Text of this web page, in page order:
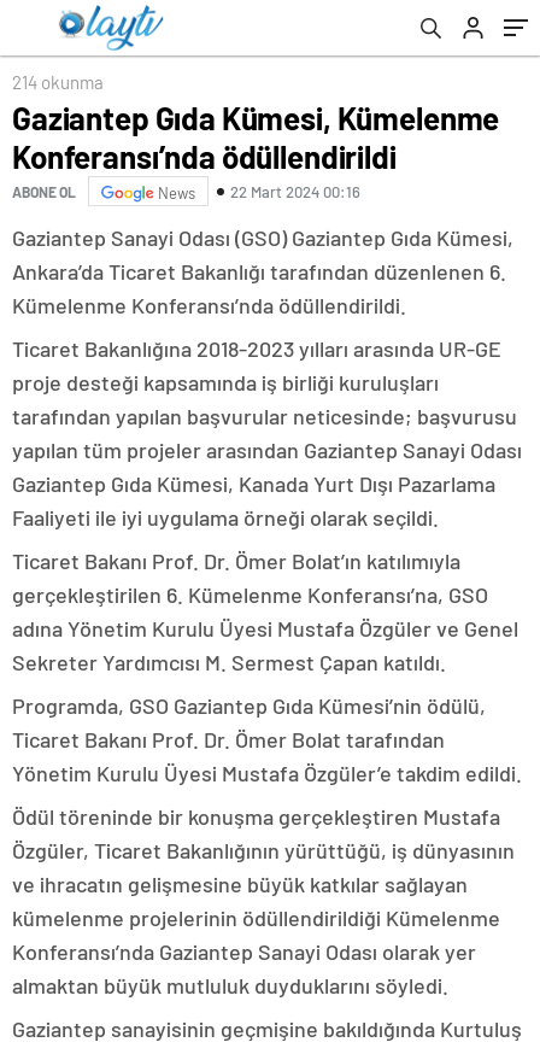
214 okunma
Gaziantep Gıda Kümesi, Kümelenme
Konferansı’nda ödüllendirildi
ABONE OL News 22 Mart 2024 00:16
Gaziantep Sanayi Odası (GSO) Gaziantep Gıda Kümesi,
Ankara’da Ticaret Bakanlığı tarafından düzenlenen 6.
Kümelenme Konferansı’nda ödüllendirildi.
Ticaret Bakanlığına 2018-2023 yılları arasında UR-GE
proje desteği kapsamında iş birliği kuruluşları
tarafından yapılan başvurular neticesinde; başvurusu
yapılan tüm projeler arasından Gaziantep Sanayi Odası
Gaziantep Gıda Kümesi, Kanada Yurt Dışı Pazarlama
Faaliyeti ile iyi uygulama örneği olarak seçildi.
Ticaret Bakanı Prof. Dr. Ömer Bolat’ın katılımıyla
gerçekleştirilen 6. Kümelenme Konferansı’na, GSO
adına Yönetim Kurulu Üyesi Mustafa Özgüler ve Genel
Sekreter Yardımcısı M. Sermest Çapan katıldı.
Programda, GSO Gaziantep Gıda Kümesi’nin ödülü,
Ticaret Bakanı Prof. Dr. Ömer Bolat tarafından
Yönetim Kurulu Üyesi Mustafa Özgüler’e takdim edildi.
Ödül töreninde bir konuşma gerçekleştiren Mustafa
Özgüler, Ticaret Bakanlığının yürüttüğü, iş dünyasının
ve ihracatın gelişmesine büyük katkılar sağlayan
kümelenme projelerinin ödüllendirildiği Kümelenme
Konferansı’nda Gaziantep Sanayi Odası olarak yer
almaktan büyük mutluluk duyduklarını söyledi.
Gaziantep sanayisinin geçmişine bakıldığında Kurtuluş
Gerçekleştiriyor